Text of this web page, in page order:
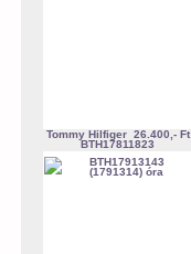
Tommy Hilfiger 26.400,- Ft
BTH17811823